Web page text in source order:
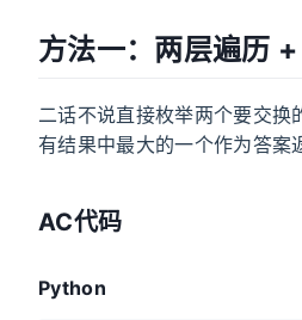
方法一：两层遍历
二话不说直接枚举两个要交换
有结果中最大的一个作为答案
AC代码
Python